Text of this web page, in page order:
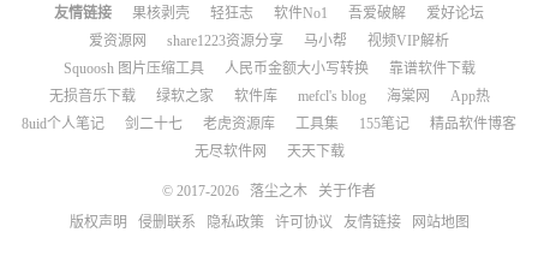
友情链接 果核剥壳 轻狂志 软件No1 吾爱破解
爱好论坛
爱资源网
share1223资源分享 马小帮
视频VIP解析
Squoosh 图片压缩工具
人民币金额大小写转换
靠谱软件下载
无损音乐下载
绿软之家 软件库 mefcl's blog 海棠网
App热
8uid个人笔记
剑二十七 老虎资源库 工具集 155笔记
精品软件博客
无尽软件网
天天下载
© 2017-2026 落尘之木
关于作者
版权声明
侵删联系 隐私政策 许可协议 友情链接 网站地图